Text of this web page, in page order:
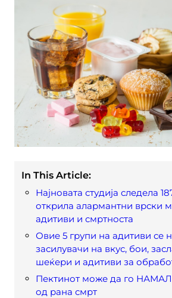
In This Article:
Најновата студија следела
открила алармантни врски
адитиви и смртноста
Овие 5 групи на адитиви се
засилувачи на вкус, бои,
шеќери и адитиви за
Пектинот може да го
од рана смрт